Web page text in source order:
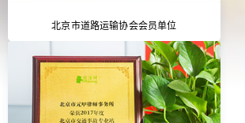
北京市道路运输协会会员单位